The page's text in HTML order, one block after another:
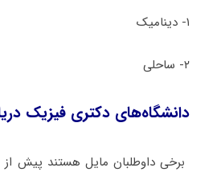
۱- دینامیک
۲- ساحلی
دانشگاه‌های دکتری فیزیک
برخی داوطلبان مایل هستند پیش